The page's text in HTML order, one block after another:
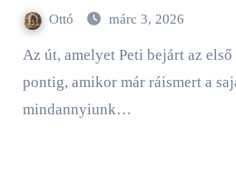
Ottó márc 3, 2026
Az út, amelyet Peti bejárt az első kétségektől addig a
pontig, amikor már ráismert a
mindannyiunk…